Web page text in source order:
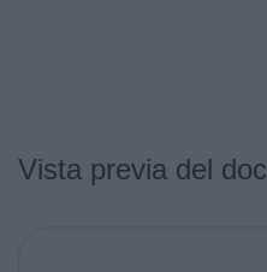
Vista previa del